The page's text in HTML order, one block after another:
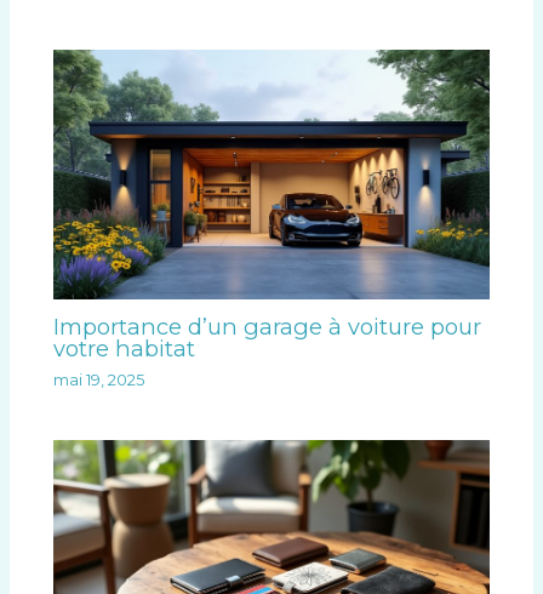
Importance d’un garage à voiture pour
votre habitat
mai 19, 2025